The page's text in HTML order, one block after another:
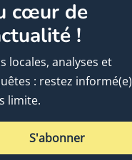
cœur de
!
locales, analyses et
: restez informé(e)
limite.
S'abonner